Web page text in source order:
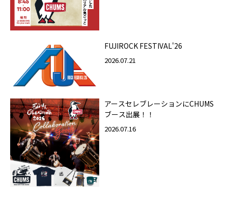
FUJIROCK FESTIVAL'26
2026.07.21
アースセレブレーションにCHUMS
ブース出展！！
2026.07.16